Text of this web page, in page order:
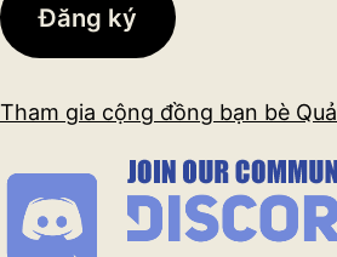
Đăng ký
Tham gia cộng đồng bạn bè